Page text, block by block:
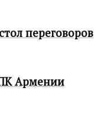
переговоров
Армении